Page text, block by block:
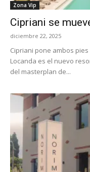
Zona Vip
Cipriani se
diciembre 22, 2025
Cipriani pone ambos
Locanda es el nuevo
del masterplan de...